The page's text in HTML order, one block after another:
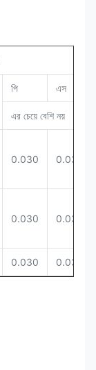
পি এস
এর চেয়ে বেশি নয়
0.030 0.030
0.030 0.030
0.030 0.030